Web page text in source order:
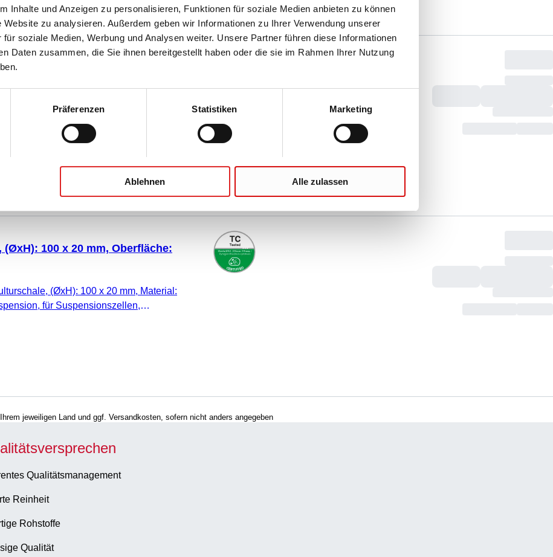
Inhalte und Anzeigen zu personalisieren, Funktionen für soziale Medien anbieten zu können
Website zu analysieren. Außerdem geben wir Informationen zu Ihrer Verwendung unserer
soziale Medien, Werbung und Analysen weiter. Unsere Partner führen diese Informationen
Daten zusammen, die Sie ihnen bereitgestellt haben oder die sie im Rahmen Ihrer Nutzung
Präferenzen Statistiken Marketing
Ablehnen Alle zulassen
100 x 20 mm, Oberfläche:
(ØxH): 100 x 20 mm, Material:
für anspruchsvolle adhärente Zellen,
TC Tested, 10 Stück/Beutel
100 x 20 mm, Oberfläche:
(ØxH): 100 x 20 mm, Material:
für Suspensionszellen,
TC Tested, 10 Stück/Beutel
jeweiligen Land und ggf. Versandkosten, sofern nicht anders angegeben
Qualitätsmanagement
Reinheit
Rohstoffe
Qualität